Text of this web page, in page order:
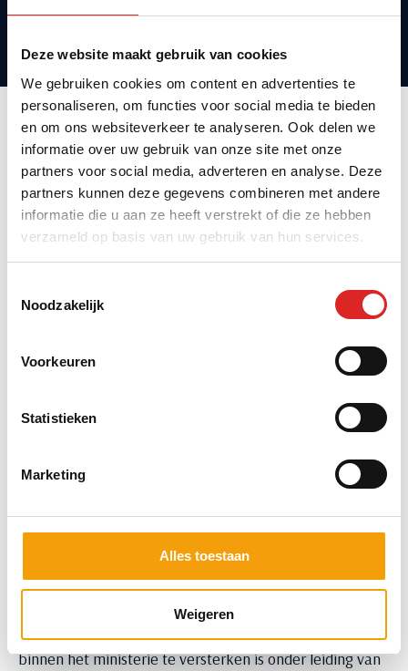
Deze website maakt gebruik van cookies
We gebruiken cookies om content en advertenties te
personaliseren, om functies voor social media te bieden
en om ons websiteverkeer te analyseren. Ook delen we
informatie over uw gebruik van onze site met onze
partners voor social media, adverteren en analyse. Deze
partners kunnen deze gegevens combineren met andere
informatie die u aan ze heeft verstrekt of die ze hebben
verzameld op basis van uw gebruik van hun services.
Noodzakelijk
Voorkeuren
Statistieken
Marketing
Alles toestaan
Weigeren
informeel
Over de spreker
Directeur Artificiële Intelligentie
Meer over het onderwerp
In een wereld waar technologieën zich in razend tempo
ontwikkelen, is het voor organisaties een uitdaging om
bij te blijven. Het Ministerie van Justitie en Veiligheid
met al zijn taakorganisaties vormt hierop geen
uitzondering. Om de inzet van technologieën zoals AI
binnen het ministerie te versterken is onder leiding van